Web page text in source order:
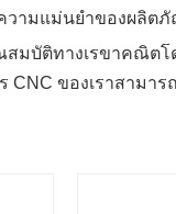
ความแม่นยำของผลิ
บัติทางเรขาคณิตโ
ของเราสามา